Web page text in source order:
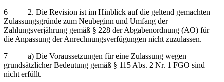
6 2. Die Revision ist im Hinblick auf die geltend gemachten
Zulassungsgründe zum Neubeginn und Umfang der
Zahlungsverjährung gemäß § 228 der Abgabenordnung (AO) für
die Anpassung der Anrechnungsverfügungen nicht zuzulassen.
7 a) Die Voraussetzungen für eine Zulassung wegen
grundsätzlicher Bedeutung gemäß § 115 Abs. 2 Nr. 1 FGO sind
nicht erfüllt.